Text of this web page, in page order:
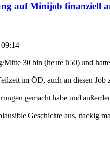
auf Minijob finanziell
30 bin (heute ü50) und
im ÖD, auch an diesen
gemacht habe und
Geschichte aus, nackig